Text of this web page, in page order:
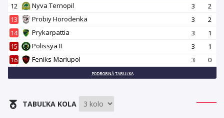
12
Nyva Ternopil 3
2
13
Probiy Horodenka 3
2
14
Prykarpattia 3
1
15
Polissya II 3
1
16
Feniks-Mariupol 3 0
PODROBNÁ TABUĽKA
TABUĽKA KOLA